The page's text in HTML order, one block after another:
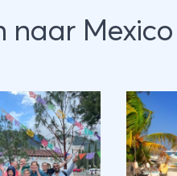
naar Mexico